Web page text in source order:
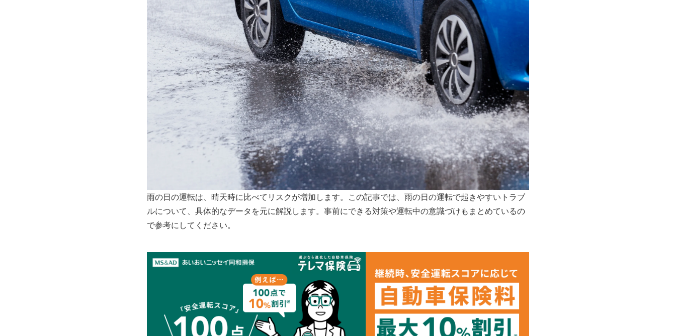
雨の日の運転は、晴天時に比べてリスクが増加します。この記事では、雨の日の運転で起きやすいトラブ
ルについて、具体的なデータを元に解説します。事前にできる対策や運転中の意識づけもまとめているの
で参考にしてください。